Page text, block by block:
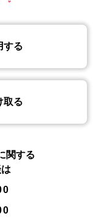
する
取る
関する